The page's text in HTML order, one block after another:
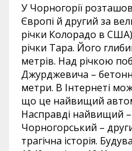
У Чорногорії
Європі й другий за
річки Колорадо в
річки Тара. Його
метрів. Над річкою
Джурджевича –
метри. В Інтернеті
що це найвищий
Насправді найвищий –
Чорногорський –
трагічна історія.